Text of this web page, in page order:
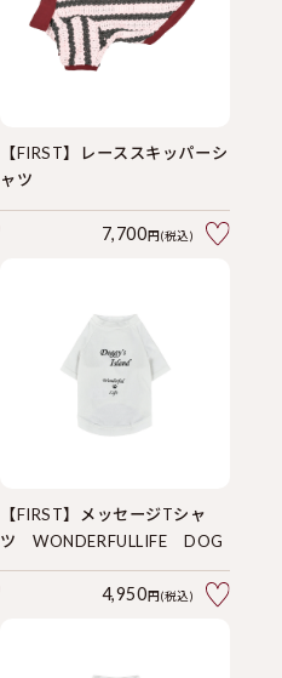
【FIRST】レーススキッパーシ
ャツ
7,700円(税込)
【FIRST】メッセージTシャ
ツ WONDERFULLIFE DOG
4,950円(税込)